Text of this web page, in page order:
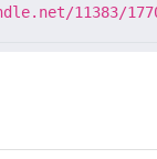
11383/